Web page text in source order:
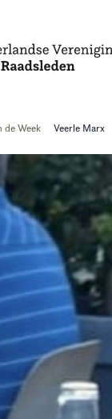
de Week Veerle Marx